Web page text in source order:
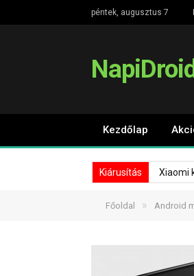
péntek, augusztus 7
NapiDroid
Kezdőlap
Kiárusítás Xiaomi
Főoldal » Android